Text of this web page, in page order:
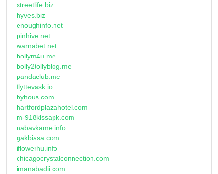
streetlife.biz
hyves.biz
enoughinfo.net
pinhive.net
warnabet.net
bollym4u.me
bolly2tollyblog.me
pandaclub.me
flyttevask.io
byhous.com
hartfordplazahotel.com
m-918kissapk.com
nabavkame.info
gakbiasa.com
iflowerhu.info
chicagocrystalconnection.com
imanabadii.com